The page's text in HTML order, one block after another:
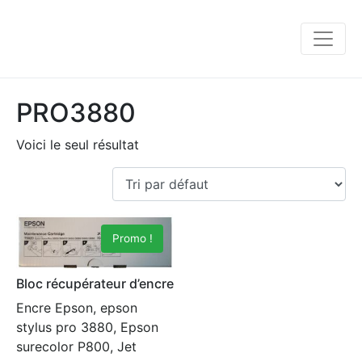
PRO3880
Voici le seul résultat
Promo !
Bloc récupérateur d’encre
Encre Epson, epson
stylus pro 3880, Epson
surecolor P800, Jet